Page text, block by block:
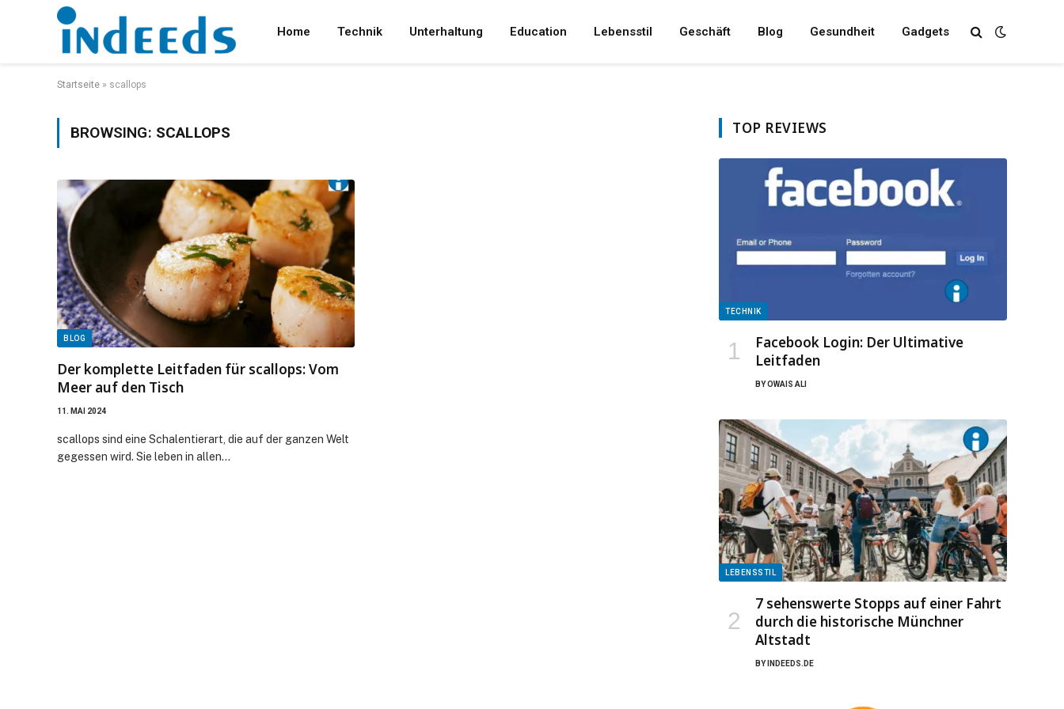
Home Technik Unterhaltung Education Lebensstil Geschäft Blog Gesundheit Gadgets
Startseite » scallops
BROWSING: SCALLOPS
BLOG
Der komplette Leitfaden für scallops: Vom
Meer auf den Tisch
11. MAI 2024
scallops sind eine Schalentierart, die auf der ganzen Welt
gegessen wird. Sie leben in allen…
TOP REVIEWS
TECHNIK
Facebook Login: Der Ultimative
Leitfaden
BYOWAIS ALI
LEBENSSTIL
7 sehenswerte Stopps auf einer Fahrt
durch die historische Münchner
Altstadt
BY INDEEDS.DE